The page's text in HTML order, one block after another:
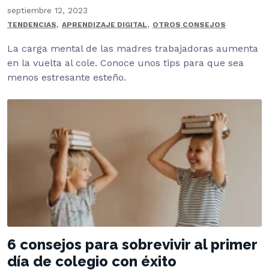
septiembre 12, 2023
TENDENCIAS, APRENDIZAJE DIGITAL, OTROS CONSEJOS
La carga mental de las madres trabajadoras aumenta
en la vuelta al cole. Conoce unos tips para que sea
menos estresante esteño.
6 consejos para sobrevivir al primer
día de colegio con éxito